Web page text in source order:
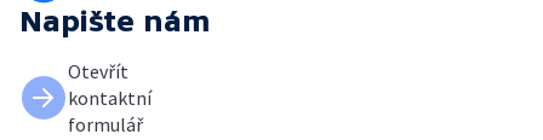
Napište nám
Otevřít
kontaktní
formulář